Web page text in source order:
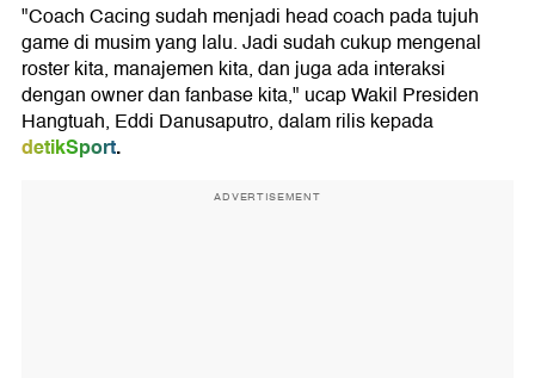
"Coach Cacing sudah menjadi head coach pada tujuh
game di musim yang lalu. Jadi sudah cukup mengenal
roster kita, manajemen kita, dan juga ada interaksi
dengan owner dan fanbase kita," ucap Wakil Presiden
Hangtuah, Eddi Danusaputro, dalam rilis kepada
detikSport.
ADVERTISEMENT